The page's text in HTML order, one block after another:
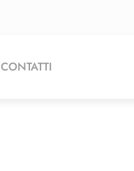
CONTATTI